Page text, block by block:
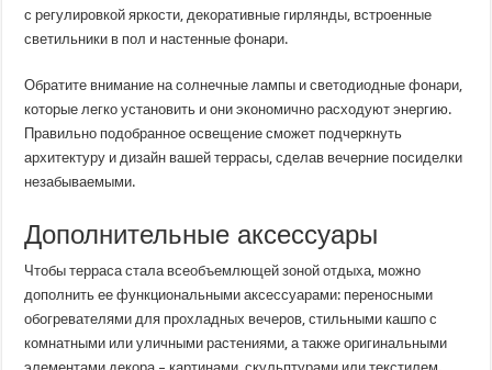
с регулировкой яркости, декоративные гирлянды, встроенные
светильники в пол и настенные фонари.
Обратите внимание на солнечные лампы и светодиодные фонари,
которые легко установить и они экономично расходуют энергию.
Правильно подобранное освещение сможет подчеркнуть
архитектуру и дизайн вашей террасы, сделав вечерние посиделки
незабываемыми.
Дополнительные аксессуары
Чтобы терраса стала всеобъемлющей зоной отдыха, можно
дополнить ее функциональными аксессуарами: переносными
обогревателями для прохладных вечеров, стильными кашпо с
комнатными или уличными растениями, а также оригинальными